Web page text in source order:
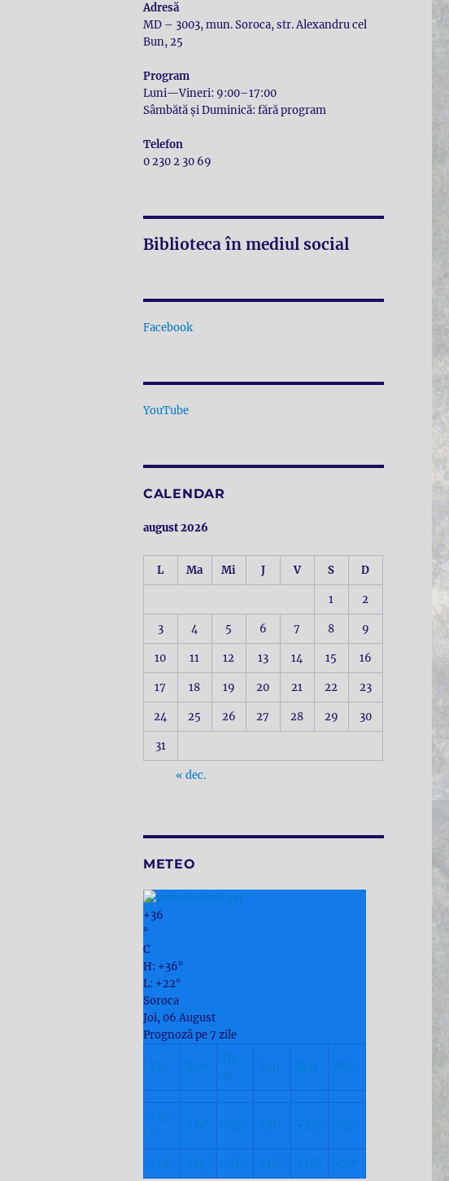
Adresă
MD – 3003, mun. Soroca, str. Alexandru cel
Bun, 25
Program
Luni—Vineri: 9:00–17:00
Sâmbătă și Duminică: fără program
Telefon
0 230 2 30 69
Biblioteca în mediul social
Facebook
YouTube
CALENDAR
august 2026
L Ma Mi J V S D
1 2
3 4 5 6 7 8 9
10 11 12 13 14 15 16
17 18 19 20 21 22 23
24 25 26 27 28 29 30
31
« dec.
METEO
+36
°
C
H: +36°
L: +22°
Soroca
Joi, 06 August
Prognoză pe 7 zile
Vin Sâm
Du
m
Lun Mar Mie
+ 36
°
+ 31° + 30° + 31° + 35° + 38°
+18° +15° +16° +14° +16° +20°